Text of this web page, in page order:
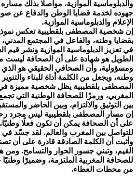
والدبلوماسية الموازية، مواصلًا بذلك
جهوده لخدمة قضايا الوطن والدفاع عن
الإعلام والدبلوماسية الموازية.
إن شخصية المصطفى بلقطيبية تعكس
بقضايا وطنه، والفاعل في المجتمع المدني،
في تعزيز الدبلوماسية الموازية ونشر قيم
الطويل هو شهادة على أن الصحافة ليست
ومسؤولية، وأن الصحافي الحقيقي هو
وطنه، ويجعل من الكلمة أداة للبناء
المصطفى بلقطيبية يظل شخصية مميزة في
المغربي، ورمزًا للصحافة الوطنية التي
بين التوثيق والالتزام، وبين الحاضر
إن مسار المصطفى بلقطيبية ليس مجرد
على أن الصحافة يمكن أن تكون فعلًا
للتواصل بين المغرب والعالم. لقد جسّد في
وأثبت أن الكلمة الصادقة قادرة على أن
القيم، وتبني جسور الحوار والتسامح. ومن
للصحافة المغربية الملتزمة، وضميرًا
من محطات العطاء.